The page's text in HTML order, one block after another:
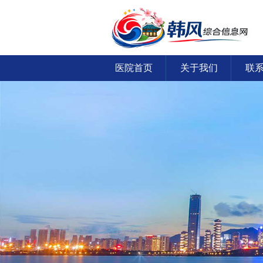
医院首页 关于我们 联